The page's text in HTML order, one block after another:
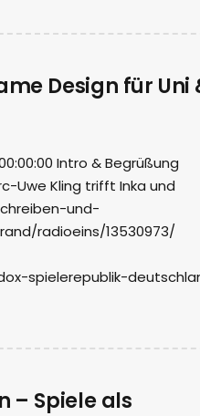
Design für Uni
Intro & Begrüßung
Uwe Kling trifft Inka und
und-
radioeins/13530973/
spielerepublik-
– Spiele als